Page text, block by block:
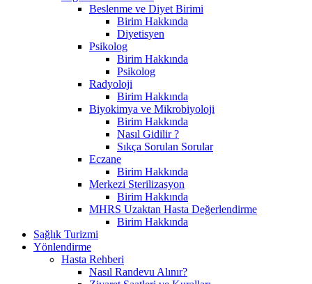
Beslenme ve Diyet Birimi
Birim Hakkında
Diyetisyen
Psikolog
Birim Hakkında
Psikolog
Radyoloji
Birim Hakkında
Biyokimya ve Mikrobiyoloji
Birim Hakkında
Nasıl Gidilir ?
Sıkça Sorulan Sorular
Eczane
Birim Hakkında
Merkezi Sterilizasyon
Birim Hakkında
MHRS Uzaktan Hasta Değerlendirme
Birim Hakkında
Sağlık Turizmi
Yönlendirme
Hasta Rehberi
Nasıl Randevu Alınır?